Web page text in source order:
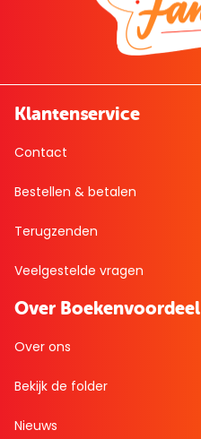
Klantenservice
Contact
Bestellen & betalen
Terugzenden
Veelgestelde vragen
Over Boekenvoordeel
Over ons
Bekijk de folder
Nieuws